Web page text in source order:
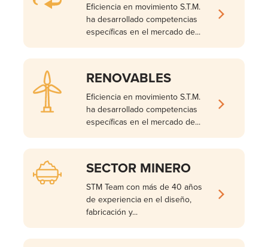
Eficiencia en movimiento S.T.M.
ha desarrollado competencias
específicas en el mercado de...
RENOVABLES
Eficiencia en movimiento S.T.M.
ha desarrollado competencias
específicas en el mercado de...
SECTOR MINERO
STM Team con más de 40 años
de experiencia en el diseño,
fabricación y...